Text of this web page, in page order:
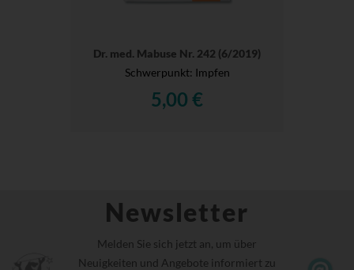
Dr. med. Mabuse Nr. 242 (6/2019)
Schwerpunkt: Impfen
5,00 €
Newsletter
Melden Sie sich jetzt an, um über
Neuigkeiten und Angebote informiert zu